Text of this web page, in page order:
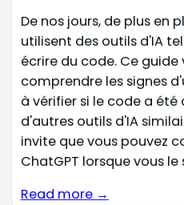
De nos jours, de plus en
utilisent des outils d'IA
écrire du code. Ce guide
comprendre les signes
à vérifier si le code a été
d'autres outils d'IA
invite que vous pouvez
ChatGPT lorsque vous le
Read more →